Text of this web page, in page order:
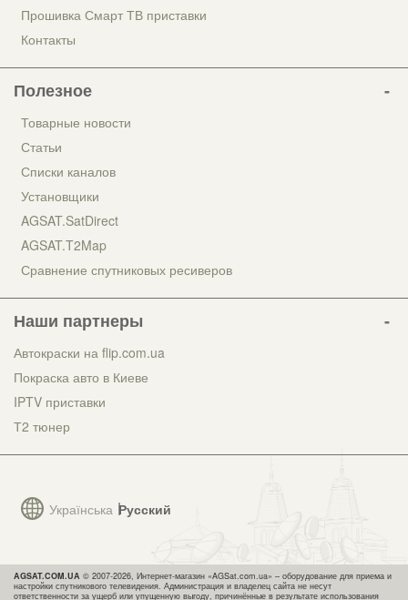
Українська Русский
Прошивка Смарт ТВ приставки
Контакты
Полезное
Товарные новости
Статьи
Списки каналов
Установщики
AGSAT.SatDirect
AGSAT.T2Map
Сравнение спутниковых ресиверов
Наши партнеры
Автокраски на flip.com.ua
Покраска авто в Киеве
IPTV приставки
Т2 тюнер
AGSAT.COM.UA © 2007-2026, Интернет-магазин «AGSat.com.ua» – оборудование для приема и
настройки спутникового телевидения. Администрация и владелец сайта не несут
ответственности за ущерб или упущенную выгоду, причинённые в результате использования